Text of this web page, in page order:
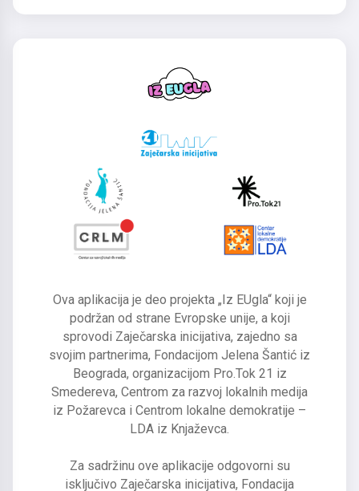
Ova aplikacija je deo projekta „Iz EUgla“ koji je
podržan od strane Evropske unije, a koji
sprovodi Zaječarska inicijativa, zajedno sa
svojim partnerima, Fondacijom Jelena Šantić iz
Beograda, organizacijom Pro.Tok 21 iz
Smedereva, Centrom za razvoj lokalnih medija
iz Požarevca i Centrom lokalne demokratije –
LDA iz Knjaževca.
Za sadržinu ove aplikacije odgovorni su
isključivo Zaječarska inicijativa, Fondacija